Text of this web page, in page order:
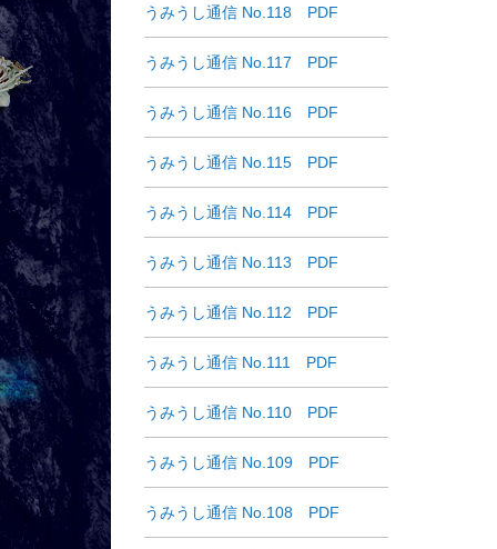
うみうし通信 No.118 PDF
うみうし通信 No.117 PDF
うみうし通信 No.116 PDF
うみうし通信 No.115 PDF
うみうし通信 No.114 PDF
うみうし通信 No.113 PDF
うみうし通信 No.112 PDF
うみうし通信 No.111 PDF
うみうし通信 No.110 PDF
うみうし通信 No.109 PDF
うみうし通信 No.108 PDF